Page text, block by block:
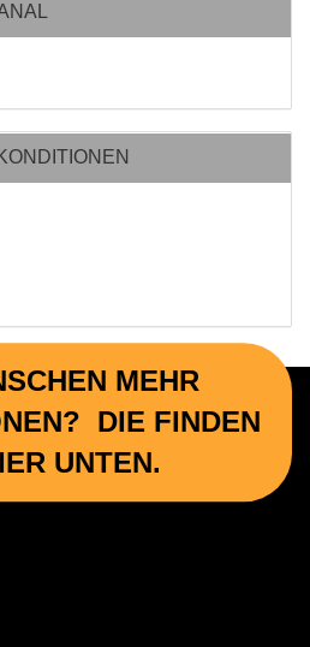
MEHR
DIE FINDEN
UNTEN.